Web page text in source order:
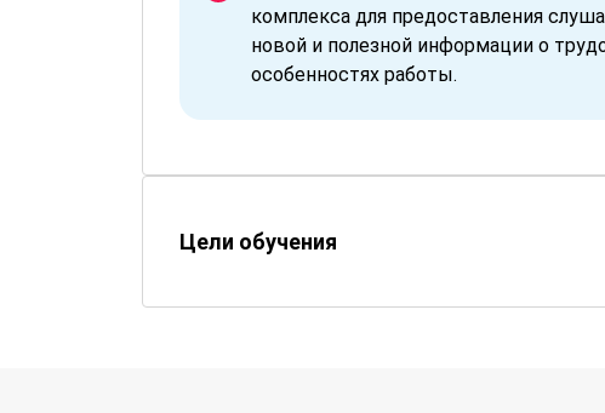
комплекса для предоставления
новой и полезной информации о
особенностях работы.
Цели обучения